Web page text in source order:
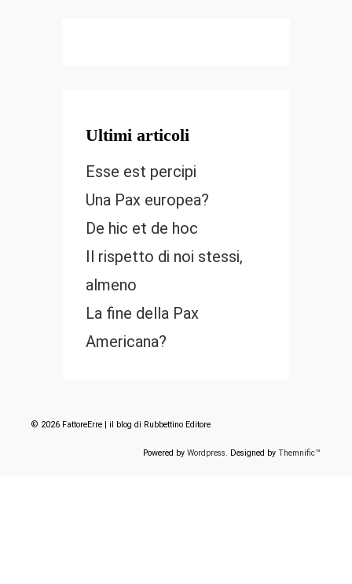
Ultimi articoli
Esse est percipi
Una Pax europea?
De hic et de hoc
Il rispetto di noi stessi,
almeno
La fine della Pax
Americana?
© 2026 FattoreErre | il blog di Rubbettino Editore
Powered by Wordpress. Designed by Themnific™